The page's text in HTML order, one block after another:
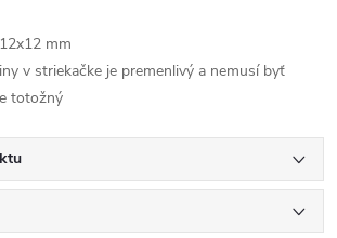
mm
v striekačke je premenlivý a nemusí byť
totožný